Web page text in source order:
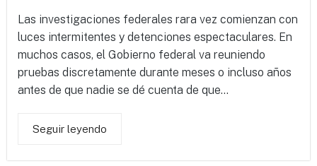
Las investigaciones federales rara vez comienzan con
luces intermitentes y detenciones espectaculares. En
muchos casos, el Gobierno federal va reuniendo
pruebas discretamente durante meses o incluso años
antes de que nadie se dé cuenta de que...
Seguir leyendo